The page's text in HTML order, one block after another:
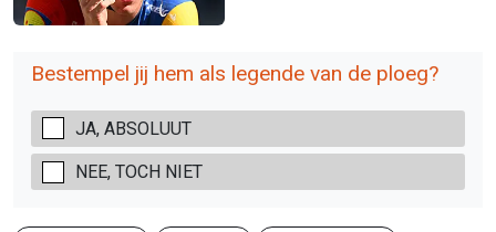
Bestempel jij hem als legende van de ploeg?
JA, ABSOLUUT
NEE, TOCH NIET